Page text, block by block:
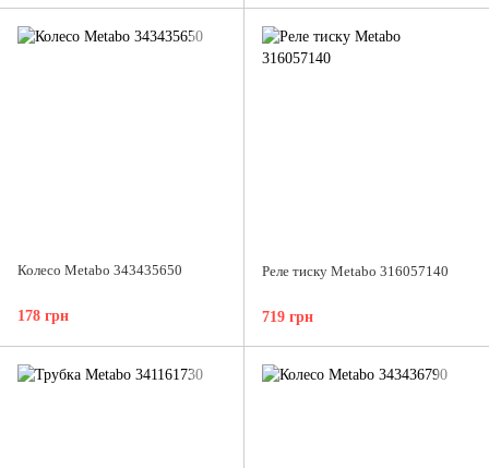
Колесо Metabo 343435650
178 грн
Реле тиску Metabo 316057140
719 грн